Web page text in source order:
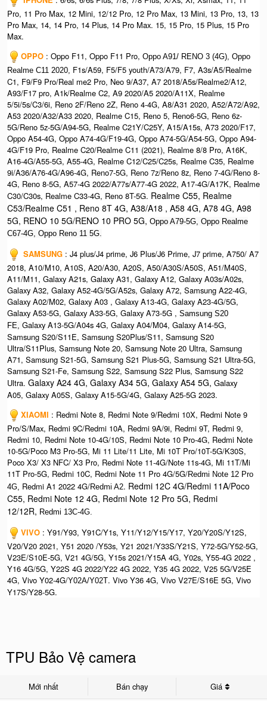
Pro, 11 Pro Max, 12 Mini, 12/12 Pro, 12 Pro Max, 13 Mini, 13 Pro, 13, 13
Pro Max, 14, 14 Pro, 14 Plus, 14 Pro Max. 15, 15 Pro, 15 Plus, 15 Pro
Max.
OPPO : Oppo F11, Oppo F11 Pro, Oppo A91/ RENO 3 (4G), Oppo
Realme C11 2020, F1s/A59, F5/F5 youth/A73/A79, F7, A3s/A5/Realme
C1, F9/F9 Pro/Real me2 Pro, Neo 9/A37, A7 2018/A5s/Realme2/A12,
A93/F17 pro, A1k/Realme C2, A9 2020/A5 2020/A11X, Realme
5/5i/5s/C3/6i, Reno 2F/Reno 2Z, Reno 4-4G, A8/A31 2020, A52/A72/A92,
A53 2020/A32/A33 2020, Realme C15, Reno 5, Reno6-5G, Reno 6z-
5G/Reno 5z-5G/A94-5G, Realme C21Y/C25Y, A15/A15s, A73 2020/F17,
Oppo A54-4G, Oppo A74-4G/F19-4G, Oppo A74-5G/A54-5G, Oppo A94-
4G/F19 Pro, Realme C20/Realme C11 (2021), Realme 8/8 Pro, A16K,
A16-4G/A55-5G, A55-4G, Realme C12/C25/C25s, Realme C35, Realme
9i/A36/A76-4G/A96-4G, Reno7-5G, Reno 7z/Reno 8z, Reno 7-4G/Reno 8-
4G, Reno 8-5G, A57-4G 2022/A77s/A77-4G 2022, A17-4G/A17K, Realme
C30/C30s, Realme C33-4G, Reno 8T-5G. Realme C55, Realme
C53/Realme C51 , Reno 8T 4G, A38/A18 , A58 4G, A78 4G, A98
5G, RENO 10 5G/RENO 10 PRO 5G, Oppo A79-5G, Oppo Realme
C67-4G, Oppo Reno 11 5G.
SAMSUNG : J4 plus/J4 prime, J6 Plus/J6 Prime, J7 prime, A750/ A7
2018, A10/M10, A10S, A20/A30, A20S, A50/A30S/A50S, A51/M40S,
A11/M11, Galaxy A21s, Galaxy A31, Galaxy A12, Galaxy A03s/A02s,
Galaxy A32, Galaxy A52-4G/5G/A52s, Galaxy A72, Samsung A22-4G,
Galaxy A02/M02, Galaxy A03 , Galaxy A13-4G, Galaxy A23-4G/5G,
Galaxy A53-5G, Galaxy A33-5G, Galaxy A73-5G , Samsung S20
FE, Galaxy A13-5G/A04s 4G, Galaxy A04/M04, Galaxy A14-5G,
Samsung S20/S11E, Samsung S20Plus/S11, Samsung S20
Ultra/S11Plus, Samsung Note 20, Samsung Note 20 Ultra, Samsung
A71, Samsung S21-5G, Samsung S21 Plus-5G, Samsung S21 Ultra-5G,
Samsung S21-Fe, Samsung S22, Samsung S22 Plus, Samsung S22
Ultra. Galaxy A24 4G, Galaxy A34 5G, Galaxy A54 5G, Galaxy
A05, Galaxy A05S, Galaxy A15-5G/4G, Galaxy A25-5G 2023.
XIAOMI : Redmi Note 8, Redmi Note 9/Redmi 10X, Redmi Note 9
Pro/S/Max, Redmi 9C/Redmi 10A, Redmi 9A/9i, Redmi 9T, Redmi 9,
Redmi 10, Redmi Note 10-4G/10S, Redmi Note 10 Pro-4G, Redmi Note
10-5G/Poco M3 Pro-5G, Mi 11 Lite/11 Lite, Mi 10T Pro/10T-5G/K30S,
Poco X3/ X3 NFC/ X3 Pro, Redmi Note 11-4G/Note 11s-4G, Mi 11T/Mi
11T Pro-5G, Redmi 10C, Redmi Note 11 Pro 4G/5G/Redmi Note 12 Pro
4G, Redmi A1 2022 4G/Redmi A2. Redmi 12C 4G/Redmi 11A/Poco
C55, Redmi Note 12 4G, Redmi Note 12 Pro 5G, Redmi
12/12R, Redmi 13C-4G.
VIVO : Y91/Y93, Y91C/Y1s, Y11/Y12/Y15/Y17, Y20/Y20S/Y12S,
V20/V20 2021, Y51 2020 /Y53s, Y21 2021/Y33S/Y21S, Y72-5G/Y52-5G,
V23E/S10E-5G, V21 4G/5G, Y15s 2021/Y15A 4G, Y02s, Y55-4G 2022 ,
Y16 4G/5G, Y22S 4G 2022/Y22 4G 2022, Y35 4G 2022, V25 5G/V25E
4G, Vivo Y02-4G/Y02A/Y02T. Vivo Y36 4G, Vivo V27E/S16E 5G, Vivo
Y17S/Y28-5G.
TPU Bảo Vệ camera
Mới nhất Bán chạy Giá